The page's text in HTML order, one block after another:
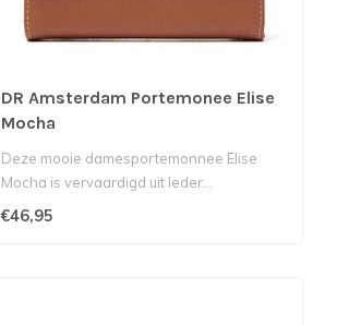
DR Amsterdam Portemonee Elise
Mocha
Deze mooie damesportemonnee Elise
Mocha is vervaardigd uit leder...
€46,95